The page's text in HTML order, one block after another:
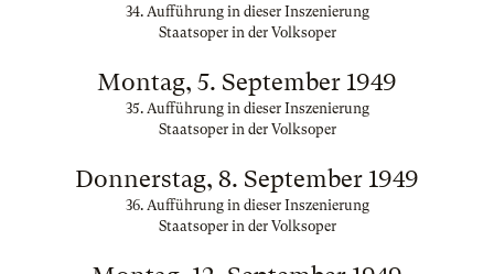
34. Aufführung in dieser Inszenierung
Staatsoper in der Volksoper
Montag, 5. September 1949
35. Aufführung in dieser Inszenierung
Staatsoper in der Volksoper
Donnerstag, 8. September 1949
36. Aufführung in dieser Inszenierung
Staatsoper in der Volksoper